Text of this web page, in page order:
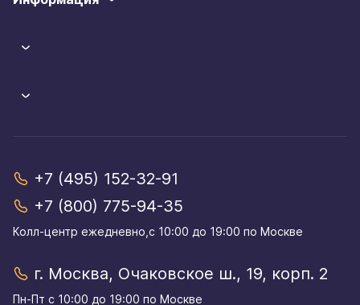
+7 (495) 152-32-91
+7 (800) 775-94-35
Колл-центр eжедневно,с 10:00 до 19:00 по Москве
г. Москва, Очаковское ш., 19, корп. 2
Пн-Пт с 10:00 до 19:00 по Москве